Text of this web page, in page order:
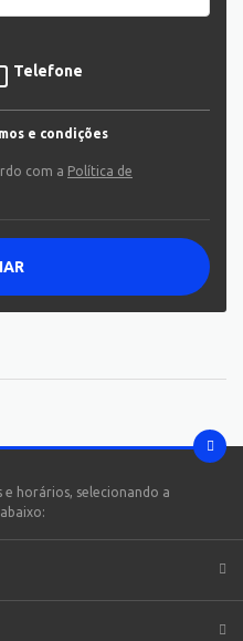
Telefone
e condições
com a Política de
horários, selecionando a